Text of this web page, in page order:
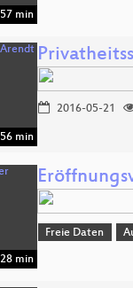
57 min
56 min
2016-05-21
28 min
Freie Daten